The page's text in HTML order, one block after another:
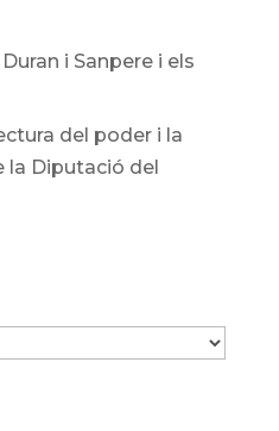
i Sanpere i els
del poder i la
la Diputació del